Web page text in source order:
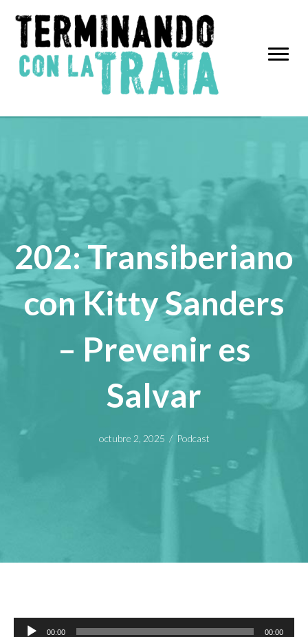
202: Transiberiano
con Kitty Sanders
– Prevenir es
Salvar
octubre 2, 2025 / Podcast
Reproductor
00:00 00:00